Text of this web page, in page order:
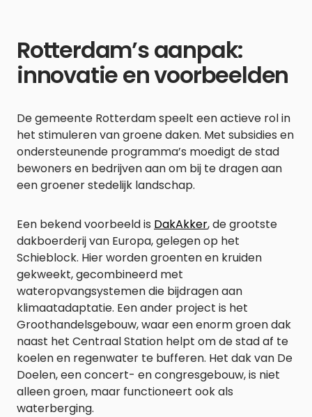
Rotterdam’s aanpak:
innovatie en voorbeelden
De gemeente Rotterdam speelt een actieve rol in
het stimuleren van groene daken. Met subsidies en
ondersteunende programma’s moedigt de stad
bewoners en bedrijven aan om bij te dragen aan
een groener stedelijk landschap.
Een bekend voorbeeld is DakAkker, de grootste
dakboerderij van Europa, gelegen op het
Schieblock. Hier worden groenten en kruiden
gekweekt, gecombineerd met
wateropvangsystemen die bijdragen aan
klimaatadaptatie. Een ander project is het
Groothandelsgebouw, waar een enorm groen dak
naast het Centraal Station helpt om de stad af te
koelen en regenwater te bufferen. Het dak van De
Doelen, een concert- en congresgebouw, is niet
alleen groen, maar functioneert ook als
waterberging.